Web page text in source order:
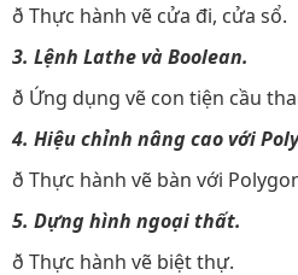
ð Thực hành vẽ cửa đi, cửa sổ.
3. Lệnh Lathe và Boolean.
ð Ứng dụng vẽ con tiện cầu
4. Hiệu chỉnh nâng cao với
ð Thực hành vẽ bàn với
5. Dựng hình ngoại thất.
ð Thực hành vẽ biệt thự.